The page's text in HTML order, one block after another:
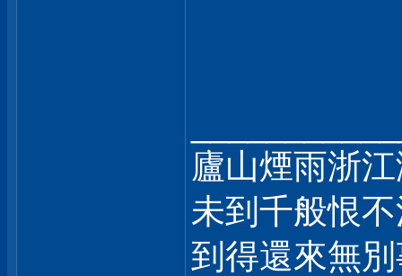
廬山煙雨浙
未到千般恨
到得還來無